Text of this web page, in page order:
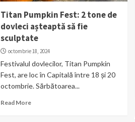
Titan Pumpkin Fest: 2 tone de
dovleci așteaptă să fie
sculptate
octombrie 18, 2024
Festivalul dovlecilor, Titan Pumpkin
Fest, are loc în Capitală între 18 și 20
octombrie. Sărbătoarea...
Read More